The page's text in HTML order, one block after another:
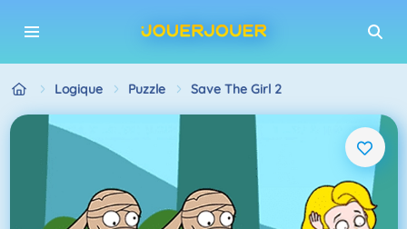
Logique Puzzle Save The Girl 2